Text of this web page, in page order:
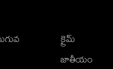
క్రైమ్
జాతీయం